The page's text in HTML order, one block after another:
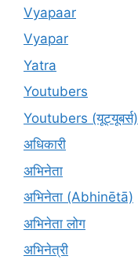
Vyapaar
Vyapar
Yatra
Youtubers
Youtubers (यूट्यूबर्स)
अधिकारी
अभिनेता
अभिनेता (Abhinētā)
अभिनेता लोग
अभिनेत्री